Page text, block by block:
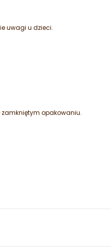
uwagi u dzieci.
zamkniętym opakowaniu.